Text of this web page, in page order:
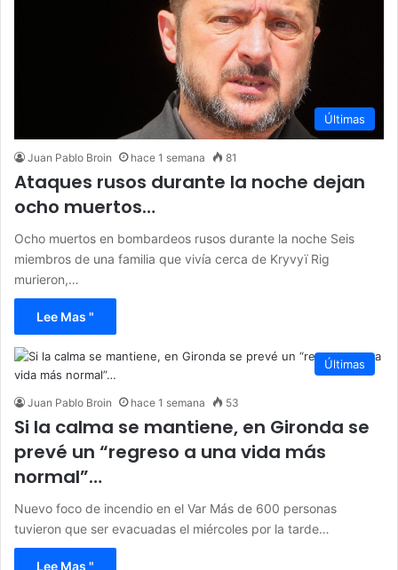
Últimas
Juan Pablo Broin hace 1 semana 81
Ataques rusos durante la noche dejan
ocho muertos…
Ocho muertos en bombardeos rusos durante la noche Seis
miembros de una familia que vivía cerca de Kryvyï Rig
murieron,…
Lee Mas "
Últimas
Juan Pablo Broin hace 1 semana 53
Si la calma se mantiene, en Gironda se
prevé un “regreso a una vida más
normal”…
Nuevo foco de incendio en el Var Más de 600 personas
tuvieron que ser evacuadas el miércoles por la tarde…
Lee Mas "